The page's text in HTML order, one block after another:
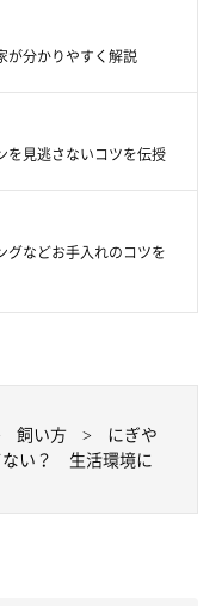
ば、ものを噛む・ニオ
能的なものなので、がま
。犬がどのような動物な
が大切です。
が分かりやすく解説
を見逃さないコツを伝授
グなどお手入れのコツを
飼い方
にぎや
ない？ 生活環境に